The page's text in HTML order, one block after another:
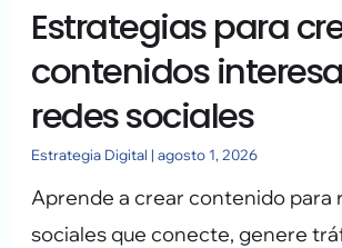
Estrategias para
contenidos
redes sociales
Estrategia Digital |agosto 1, 2026
Aprende a crear contenido para
sociales que conecte, genere
sociales